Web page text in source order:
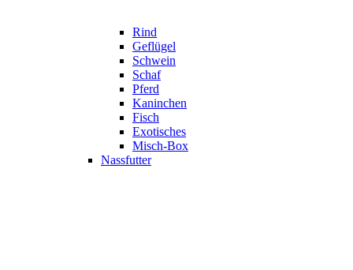
Rind
Geflügel
Schwein
Schaf
Pferd
Kaninchen
Fisch
Exotisches
Misch-Box
Nassfutter